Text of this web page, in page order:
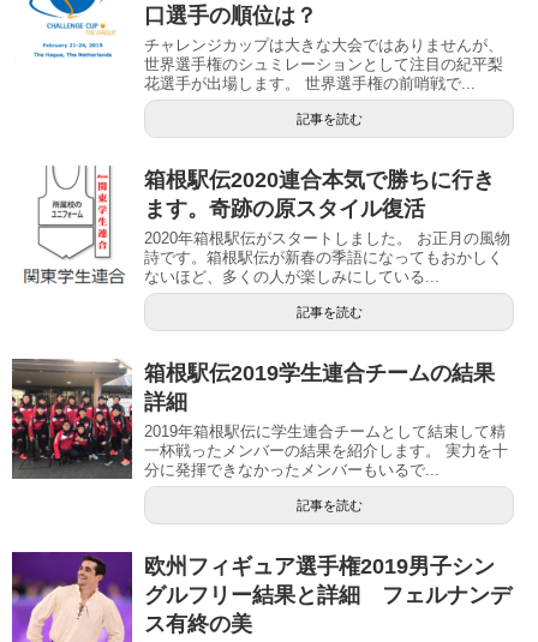
口選手の順位は？
チャレンジカップは大きな大会ではありませんが、
世界選手権のシュミレーションとして注目の紀平梨
花選手が出場します。 世界選手権の前哨戦で...
記事を読む
箱根駅伝2020連合本気で勝ちに行き
ます。奇跡の原スタイル復活
2020年箱根駅伝がスタートしました。 お正月の風物
詩です。箱根駅伝が新春の季語になってもおかしく
ないほど、多くの人が楽しみにしている...
記事を読む
箱根駅伝2019学生連合チームの結果
詳細
2019年箱根駅伝に学生連合チームとして結束して精
一杯戦ったメンバーの結果を紹介します。 実力を十
分に発揮できなかったメンバーもいるで...
記事を読む
欧州フィギュア選手権2019男子シン
グルフリー結果と詳細 フェルナンデ
ス有終の美